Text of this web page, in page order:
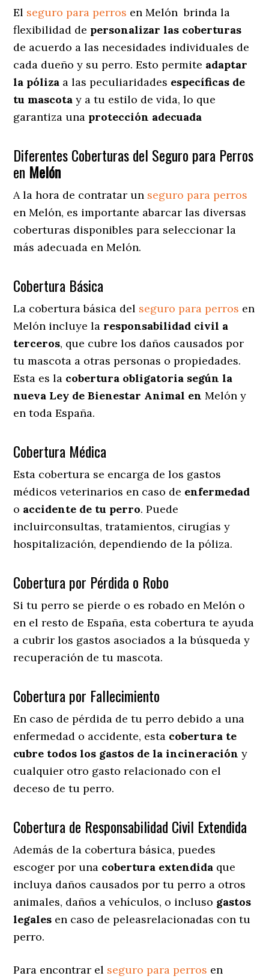
El seguro para perros en Melón brinda la
flexibilidad de personalizar las coberturas
de acuerdo a las necesidades individuales de
cada dueño y su perro. Esto permite adaptar
la póliza a las peculiaridades específicas de
tu mascota y a tu estilo de vida, lo que
garantiza una protección adecuada
Diferentes Coberturas del Seguro para Perros
en Melón
A la hora de contratar un seguro para perros
en Melón, es importante abarcar las diversas
coberturas disponibles para seleccionar la
más adecuada en Melón.
Cobertura Básica
La cobertura básica del seguro para perros en
Melón incluye la responsabilidad civil a
terceros, que cubre los daños causados por
tu mascota a otras personas o propiedades.
Esta es la cobertura obligatoria según la
nueva Ley de Bienestar Animal en Melón y
en toda España.
Cobertura Médica
Esta cobertura se encarga de los gastos
médicos veterinarios en caso de enfermedad
o accidente de tu perro. Puede
incluirconsultas, tratamientos, cirugías y
hospitalización, dependiendo de la póliza.
Cobertura por Pérdida o Robo
Si tu perro se pierde o es robado en Melón o
en el resto de España, esta cobertura te ayuda
a cubrir los gastos asociados a la búsqueda y
recuperación de tu mascota.
Cobertura por Fallecimiento
En caso de pérdida de tu perro debido a una
enfermedad o accidente, esta cobertura te
cubre todos los gastos de la incineración y
cualquier otro gasto relacionado con el
deceso de tu perro.
Cobertura de Responsabilidad Civil Extendida
Además de la cobertura básica, puedes
escoger por una cobertura extendida que
incluya daños causados por tu perro a otros
animales, daños a vehículos, o incluso gastos
legales en caso de peleasrelacionadas con tu
perro.
Para encontrar el seguro para perros en